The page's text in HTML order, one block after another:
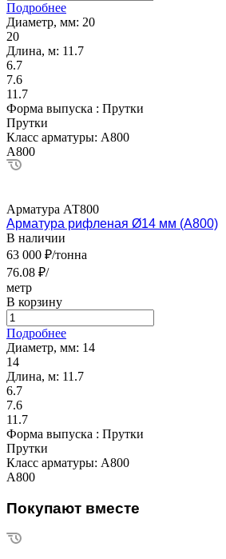
Подробнее
Диаметр, мм: 20
20
Длина, м: 11.7
6.7
7.6
11.7
Форма выпуска : Прутки
Прутки
Класс арматуры: А800
А800
Арматура АТ800
Арматура рифленая Ø14 мм (А800)
В наличии
63 000 ₽/тонна
76.08 ₽/
метр
В корзину
Подробнее
Диаметр, мм: 14
14
Длина, м: 11.7
6.7
7.6
11.7
Форма выпуска : Прутки
Прутки
Класс арматуры: А800
А800
Покупают вместе